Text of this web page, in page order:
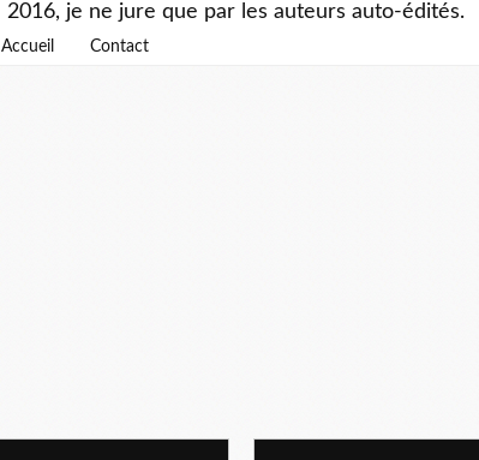
2016, je ne jure que par les auteurs auto-édités.
Accueil Contact